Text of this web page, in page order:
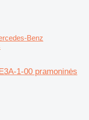
Benz
1-00 pramoninės